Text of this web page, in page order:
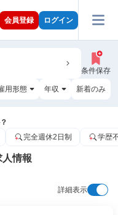
会員登録 ログイン
条件保存
用形態 年収 新着のみ
完全週休2日制 学歴
情報
詳細表示